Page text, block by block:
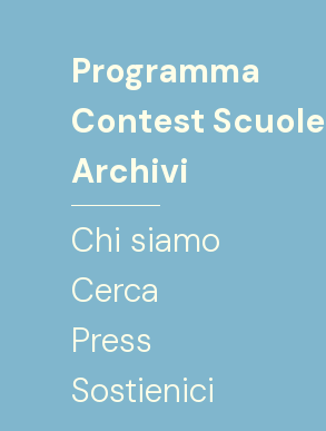
Programma
Contest Scuole
Archivi
Chi siamo
Cerca
Press
Sostienici